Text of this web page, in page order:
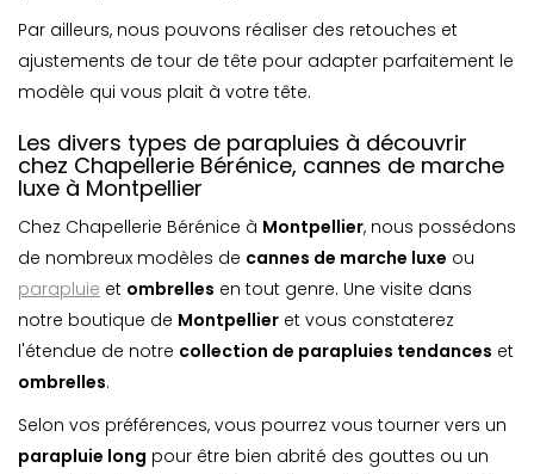
Par ailleurs, nous pouvons réaliser des retouches et
ajustements de tour de tête pour adapter parfaitement le
modèle qui vous plait à votre tête.
Les divers types de parapluies à découvrir
chez Chapellerie Bérénice, cannes de marche
luxe à Montpellier
Chez Chapellerie Bérénice à Montpellier, nous possédons
de nombreux modèles de cannes de marche luxe ou
parapluie et ombrelles en tout genre. Une visite dans
notre boutique de Montpellier et vous constaterez
l'étendue de notre collection de parapluies tendances et
ombrelles.
Selon vos préférences, vous pourrez vous tourner vers un
parapluie long pour être bien abrité des gouttes ou un